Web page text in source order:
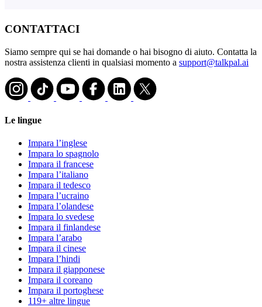
CONTATTACI
Siamo sempre qui se hai domande o hai bisogno di aiuto. Contatta la
nostra assistenza clienti in qualsiasi momento a support@talkpal.ai
Le lingue
Impara l’inglese
Impara lo spagnolo
Impara il francese
Impara l’italiano
Impara il tedesco
Impara l’ucraino
Impara l’olandese
Impara lo svedese
Impara il finlandese
Impara l’arabo
Impara il cinese
Impara l’hindi
Impara il giapponese
Impara il coreano
Impara il portoghese
119+ altre lingue